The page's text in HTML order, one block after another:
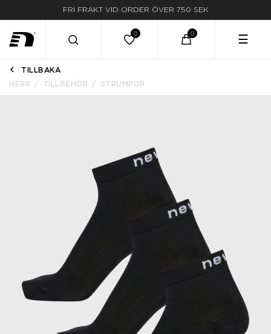
FRI FRAKT VID ORDER ÖVER 750 SEK
☰
TILLBAKA
HERR
TILLBEHÖR STRUMPOR